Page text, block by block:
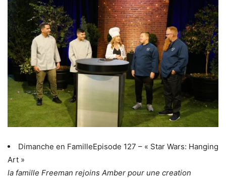
Dimanche en FamilleEpisode 127 – « Star Wars: Hanging
Art »
la famille Freeman rejoins Amber pour une creation